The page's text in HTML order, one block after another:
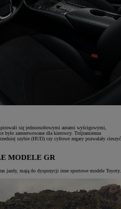
się jednoosobowymi autami wyścigowymi,
było zarezerwowane dla kierowcy. Trójramienna
szybie (HUD) czy cyfrowe zegary pozwalały cieszyć
MODELE GR
jazdy, mają do dyspozycji inne sportowe modele Toyoty.